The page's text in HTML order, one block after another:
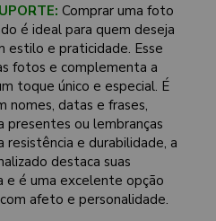
Comprar uma foto
é ideal para quem deseja
estilo e praticidade. Esse
fotos e complementa a
toque único e especial. É
nomes, datas e frases,
ou lembranças
e durabilidade, a
destaca suas
e é uma excelente opção
afeto e personalidade.